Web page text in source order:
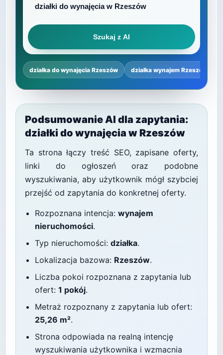
Szukaj z AI
działka do wynajęcia Rzeszów działka wynajem Rzeszów
Podsumowanie AI dla zapytania:
działki do wynajęcia w Rzeszów
Ta strona łączy treść SEO, zapisane oferty,
linki do ogłoszeń oraz podobne
wyszukiwania, aby użytkownik mógł szybciej
przejść od zapytania do konkretnej oferty.
Rozpoznana intencja: wynajem
nieruchomości.
Typ nieruchomości: działka.
Lokalizacja bazowa: Rzeszów.
Liczba pokoi rozpoznana z zapytania lub
ofert: 1 pokój.
Metraż rozpoznany z zapytania lub ofert:
25,26 m².
Strona odpowiada na realną intencję
wyszukiwania użytkownika i wzmacnia